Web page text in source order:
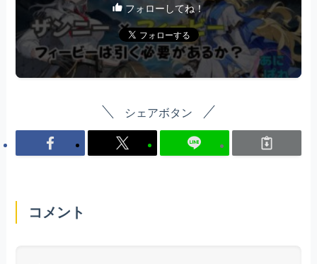
フォローしてね！
シェアボタン
コメント